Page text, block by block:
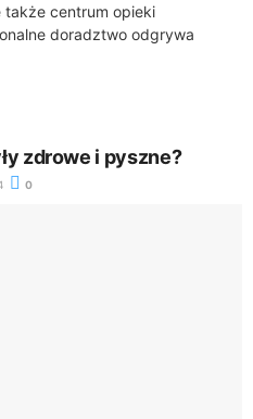
także centrum opieki
doradztwo odgrywa
Farmaceuci, będący...
zdrowe i pyszne?
0